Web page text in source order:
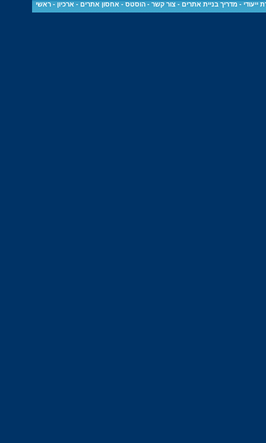
ייעודי -מדריך בניית אתרים -צור קשר -הוסטס - אחסון אתרים - ארכיון -ראשי